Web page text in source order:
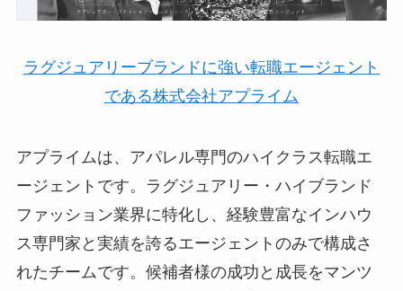
ラグジュアリーブランドに強い転職エージェント
である株式会社アプライム
アプライムは、アパレル専門のハイクラス転職エ
ージェントです。ラグジュアリー・ハイブランド
ファッション業界に特化し、経験豊富なインハウ
ス専門家と実績を誇るエージェントのみで構成さ
れたチームです。候補者様の成功と成長をマンツ